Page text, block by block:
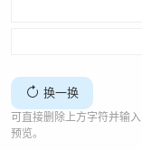
换一换
可直接删除上方字符并输入
预览。